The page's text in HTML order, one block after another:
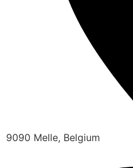
9090 Melle, Belgium